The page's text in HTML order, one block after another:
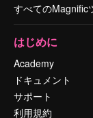
すべてのMagnific
はじめに
Academy
ドキュメント
サポート
利用規約